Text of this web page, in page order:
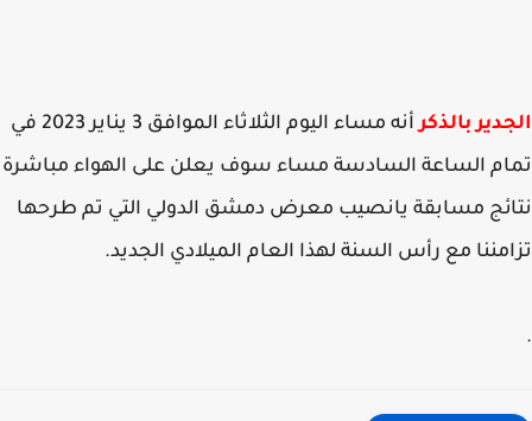
بالذكر
أنه مساء اليوم الثلاثاء الموافق 3 يناير 2023 في
الساعة السادسة مساء سوف يعلن على الهواء مباشرة
مسابقة يانصيب معرض دمشق الدولي التي تم طرحها
مع رأس السنة لهذا العام الميلادي الجديد.